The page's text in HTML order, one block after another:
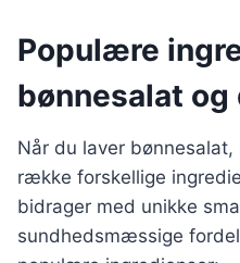
Populære
bønnesalat
Når du laver
række forskellige
bidrager med unikke
sundhedsmæssige